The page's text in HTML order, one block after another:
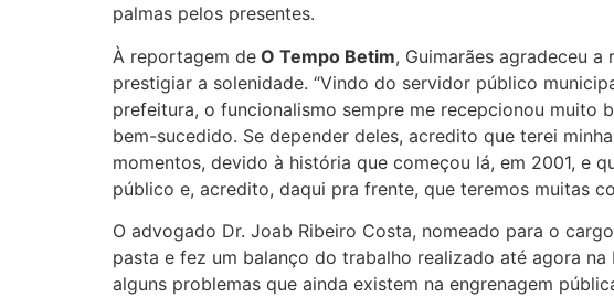
palmas pelos presentes.
À reportagem de O Tempo Betim, Guimarães agradeceu
prestigiar a solenidade. “Vindo do servidor público
prefeitura, o funcionalismo sempre me recepcionou muito
bem-sucedido. Se depender deles, acredito que terei
momentos, devido à história que começou lá, em 2001, e
público e, acredito, daqui pra frente, que teremos muitas
O advogado Dr. Joab Ribeiro Costa, nomeado para o
pasta e fez um balanço do trabalho realizado até agora
alguns problemas que ainda existem na engrenagem